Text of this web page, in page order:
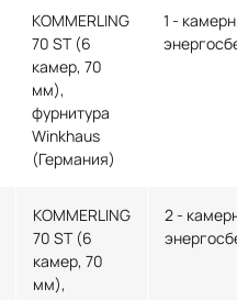
KOMMERLING
70 ST (6
камер, 70
мм),
фурнитура
Winkhaus
(Германия)
1 -
KOMMERLING
70 ST (6
камер, 70
мм),
2 -